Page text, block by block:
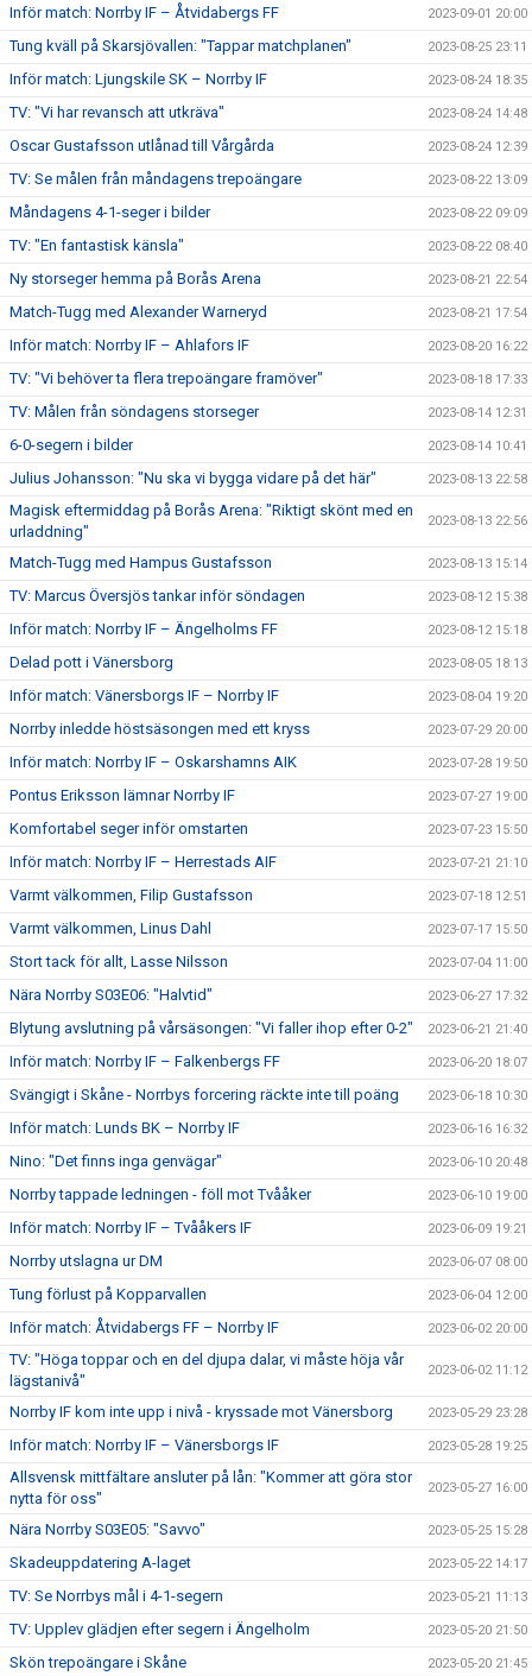
Inför match: Norrby IF – Åtvidabergs FF 2023-09-01 20:00
Tung kväll på Skarsjövallen: "Tappar matchplanen" 2023-08-25 23:11
Inför match: Ljungskile SK – Norrby IF 2023-08-24 18:35
TV: "Vi har revansch att utkräva" 2023-08-24 14:48
Oscar Gustafsson utlånad till Vårgårda 2023-08-24 12:39
TV: Se målen från måndagens trepoängare 2023-08-22 13:09
Måndagens 4-1-seger i bilder 2023-08-22 09:09
TV: "En fantastisk känsla" 2023-08-22 08:40
Ny storseger hemma på Borås Arena 2023-08-21 22:54
Match-Tugg med Alexander Warneryd 2023-08-21 17:54
Inför match: Norrby IF – Ahlafors IF 2023-08-20 16:22
TV: "Vi behöver ta flera trepoängare framöver" 2023-08-18 17:33
TV: Målen från söndagens storseger 2023-08-14 12:31
6-0-segern i bilder 2023-08-14 10:41
Julius Johansson: "Nu ska vi bygga vidare på det här" 2023-08-13 22:58
Magisk eftermiddag på Borås Arena: "Riktigt skönt med en
urladdning"
2023-08-13 22:56
Match-Tugg med Hampus Gustafsson 2023-08-13 15:14
TV: Marcus Översjös tankar inför söndagen 2023-08-12 15:38
Inför match: Norrby IF – Ängelholms FF 2023-08-12 15:18
Delad pott i Vänersborg 2023-08-05 18:13
Inför match: Vänersborgs IF – Norrby IF 2023-08-04 19:20
Norrby inledde höstsäsongen med ett kryss 2023-07-29 20:00
Inför match: Norrby IF – Oskarshamns AIK 2023-07-28 19:50
Pontus Eriksson lämnar Norrby IF 2023-07-27 19:00
Komfortabel seger inför omstarten 2023-07-23 15:50
Inför match: Norrby IF – Herrestads AIF 2023-07-21 21:10
Varmt välkommen, Filip Gustafsson 2023-07-18 12:51
Varmt välkommen, Linus Dahl 2023-07-17 15:50
Stort tack för allt, Lasse Nilsson 2023-07-04 11:00
Nära Norrby S03E06: "Halvtid" 2023-06-27 17:32
Blytung avslutning på vårsäsongen: "Vi faller ihop efter 0-2" 2023-06-21 21:40
Inför match: Norrby IF – Falkenbergs FF 2023-06-20 18:07
Svängigt i Skåne - Norrbys forcering räckte inte till poäng 2023-06-18 10:30
Inför match: Lunds BK – Norrby IF 2023-06-16 16:32
Nino: "Det finns inga genvägar" 2023-06-10 20:48
Norrby tappade ledningen - föll mot Tvååker 2023-06-10 19:00
Inför match: Norrby IF – Tvååkers IF 2023-06-09 19:21
Norrby utslagna ur DM 2023-06-07 08:00
Tung förlust på Kopparvallen 2023-06-04 12:00
Inför match: Åtvidabergs FF – Norrby IF 2023-06-02 20:00
TV: "Höga toppar och en del djupa dalar, vi måste höja vår
lägstanivå"
2023-06-02 11:12
Norrby IF kom inte upp i nivå - kryssade mot Vänersborg 2023-05-29 23:28
Inför match: Norrby IF – Vänersborgs IF 2023-05-28 19:25
Allsvensk mittfältare ansluter på lån: "Kommer att göra stor
nytta för oss"
2023-05-27 16:00
Nära Norrby S03E05: "Savvo" 2023-05-25 15:28
Skadeuppdatering A-laget 2023-05-22 14:17
TV: Se Norrbys mål i 4-1-segern 2023-05-21 11:13
TV: Upplev glädjen efter segern i Ängelholm 2023-05-20 21:50
Skön trepoängare i Skåne 2023-05-20 21:45